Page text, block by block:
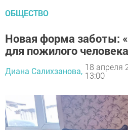
ОБЩЕСТВО
Новая форма заботы:
для пожилого
Диана Салихзанова, 18 апреля
13:00